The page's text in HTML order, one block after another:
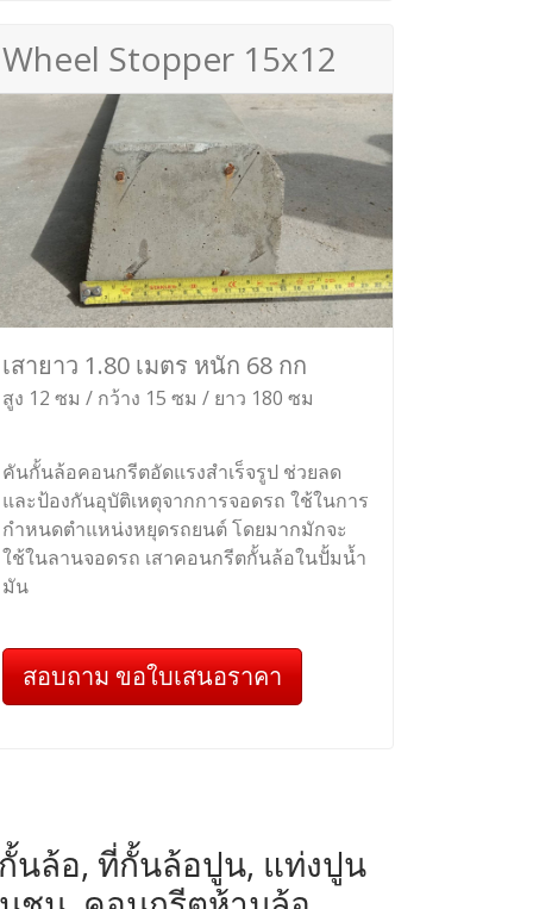
Wheel Stopper 15x12
เสายาว 1.80 เมตร หนัก 68 กก
สูง 12 ซม / กว้าง 15 ซม / ยาว 180 ซม
คันกั้นล้อคอนกรีตอัดแรงสำเร็จรูป ช่วยลด
และป้องกันอุบัติเหตุจากการจอดรถ ใช้ในการ
กำหนดตำแหน่งหยุดรถยนต์ โดยมากมักจะ
ใช้ในลานจอดรถ เสาคอนกรีตกั้นล้อในปั้มน้ำ
มัน
สอบถาม ขอใบเสนอราคา
นล้อ, ที่กั้นล้อปูน, แท่งปูน